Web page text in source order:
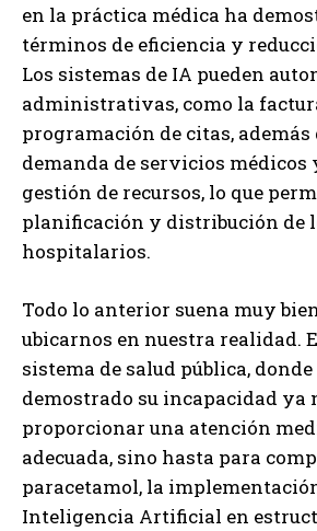
en la práctica médica ha
términos de eficiencia y
Los sistemas de IA pueden
administrativas, como la
programación de citas, además
demanda de servicios
gestión de recursos, lo que
planificación y distribución de
hospitalarios.
Todo lo anterior suena muy
ubicarnos en nuestra realidad.
sistema de salud pública,
demostrado su incapacidad ya
proporcionar una atención
adecuada, sino hasta para
paracetamol, la
Inteligencia Artificial en